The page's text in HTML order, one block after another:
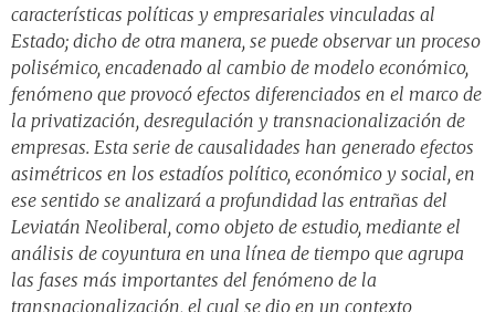
características políticas y empresariales vinculadas al
Estado; dicho de otra manera, se puede observar un proceso
polisémico, encadenado al cambio de modelo económico,
fenómeno que provocó efectos diferenciados en el marco de
la privatización, desregulación y transnacionalización de
empresas. Esta serie de causalidades han generado efectos
asimétricos en los estadíos político, económico y social, en
ese sentido se analizará a profundidad las entrañas del
Leviatán Neoliberal, como objeto de estudio, mediante el
análisis de coyuntura en una línea de tiempo que agrupa
las fases más importantes del fenómeno de la
transnacionalización, el cual se dio en un contexto